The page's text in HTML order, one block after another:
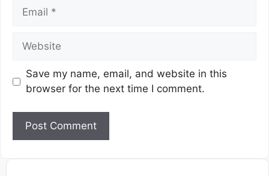
Save my name, email, and website in this
browser for the next time I comment.